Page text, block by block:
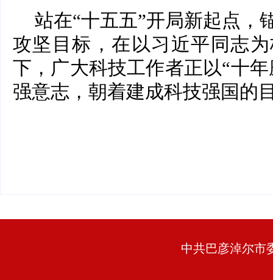
站在“十五五”开局新起点，
攻坚目标，在以习近平同志
下，广大科技工作者正以“十
强意志，朝着建成科技强国的
中共巴彦淖尔市